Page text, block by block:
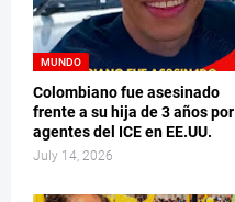
MUNDO
Colombiano fue asesinado
frente a su hija de 3 años por
agentes del ICE en EE.UU.
July 14, 2026